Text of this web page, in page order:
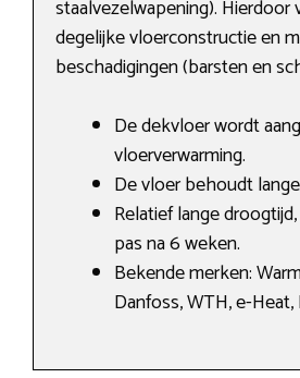
staalvezelwapening). Hierdoor
degelijke vloerconstructie en
beschadigingen (barsten en
De dekvloer wordt
vloerverwarming.
De vloer behoudt
Relatief lange
pas na 6 weken.
Bekende merken:
Danfoss, WTH, e-Heat,